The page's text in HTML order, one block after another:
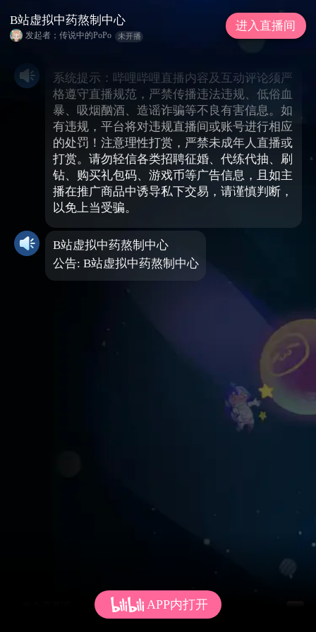
系统提示：哔哩哔哩直播内容及互动评论须严
格遵守直播规范，严禁传播违法违规、低俗血
暴、吸烟酗酒、造谣诈骗等不良有害信息。如
有违规，平台将对违规直播间或账号进行相应
的处罚！注意理性打赏，严禁未成年人直播或
打赏。请勿轻信各类招聘征婚、代练代抽、刷
钻、购买礼包码、游戏币等广告信息，且如主
播在推广商品中诱导私下交易，请谨慎判断，
以免上当受骗。
B站虚拟中药熬制中心
公告: B站虚拟中药熬制中心
B站虚拟中药熬制中心
发起者；传说中的PoPo 未开播
进入直播间
APP内打开